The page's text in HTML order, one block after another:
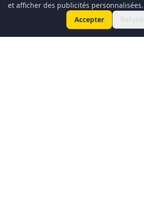
et afficher des publicités personnalisées.
Accepter